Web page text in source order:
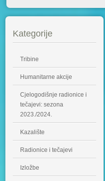
Kategorije
Tribine
Humanitarne akcije
Cjelogodišnje radionice i
tečajevi: sezona
2023./2024.
Kazalište
Radionice i tečajevi
Izložbe